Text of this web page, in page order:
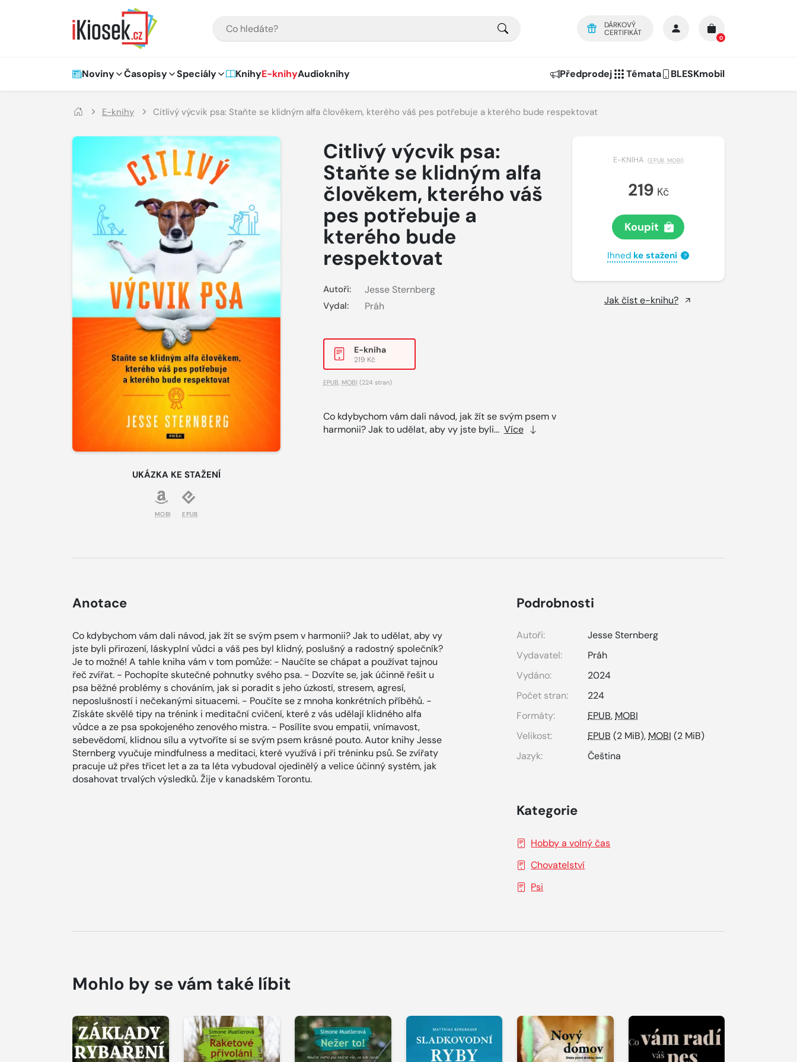
DÁRKOVÝ
CERTIFIKÁT
0
Hlavní navigace
Noviny Časopisy Speciály KnihyE-knihyAudioknihy Předprodej Témata BLESKmobil
E-knihy Citlivý výcvik psa: Staňte se klidným alfa člověkem, kterého váš pes potřebuje a kterého bude respektovat
UKÁZKA KE STAŽENÍ
MOBI EPUB
Citlivý výcvik psa:
Staňte se klidným alfa
člověkem, kterého váš
pes potřebuje a
kterého bude
respektovat
Autoři: Jesse Sternberg
Vydal: Práh
E-kniha
219 Kč
EPUB MOBI (224 stran)
Co kdybychom vám dali návod, jak žít se svým psem v
harmonii? Jak to udělat, aby vy jste byli... Více
E-KNIHA (EPUB, MOBI)
219 Kč
Koupit
Ihned ke stažení ?
Jak číst e-knihu?
Anotace
Co kdybychom vám dali návod, jak žít se svým psem v harmonii? Jak to udělat, aby vy
jste byli přirození, láskyplní vůdci a váš pes byl klidný, poslušný a radostný společník?
Je to možné! A tahle kniha vám v tom pomůže: - Naučíte se chápat a používat tajnou
řeč zvířat. - Pochopíte skutečné pohnutky svého psa. - Dozvíte se, jak účinně řešit u
psa běžné problémy s chováním, jak si poradit s jeho úzkostí, stresem, agresí,
neposlušností i nečekanými situacemi. - Poučíte se z mnoha konkrétních příběhů. -
Získáte skvělé tipy na trénink i meditační cvičení, které z vás udělají klidného alfa
vůdce a ze psa spokojeného zenového mistra. - Posílíte svou empatii, vnímavost,
sebevědomí, klidnou sílu a vytvoříte si se svým psem krásné pouto. Autor knihy Jesse
Sternberg vyučuje mindfulness a meditaci, které využívá i při tréninku psů. Se zvířaty
pracuje už přes třicet let a za ta léta vybudoval ojedinělý a velice účinný systém, jak
dosahovat trvalých výsledků. Žije v kanadském Torontu.
Podrobnosti
Autoři:
Jesse Sternberg
Vydavatel:
Práh
Vydáno:
2024
Počet stran:
224
Formáty:
EPUB,MOBI
Velikost:
EPUB (2 MiB),MOBI (2 MiB)
Jazyk:
Čeština
Kategorie
Hobby a volný čas
Chovatelství
Psi
Mohlo by se vám také líbit